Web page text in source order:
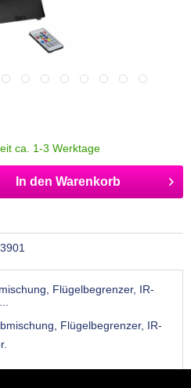
ca. 1-3 Werktage
In den Warenkorb
Flügelbegrenzer, IR-
Flügelbegrenzer, IR-